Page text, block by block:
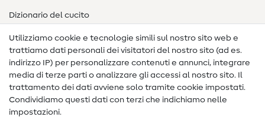
Dizionario del cucito
Nähanleitungen
Assistenza e contatto
Contatto
Informazioni sul nuovo proprietario
Utilizziamo cookie e tecnologie simili sul nostro sito web e
trattiamo dati personali dei visitatori del nostro sito (ad es.
indirizzo IP) per personalizzare contenuti e annunci, integrare
media di terze parti o analizzare gli accessi al nostro sito. Il
trattamento dei dati avviene solo tramite cookie impostati.
Condividiamo questi dati con terzi che indichiamo nelle
impostazioni.